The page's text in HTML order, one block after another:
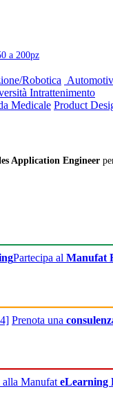
a 200pz
Robotica
Intrattenimento
Medicale Product
Application Engineer
Partecipa al Manufat
Prenota una
ManufateLearning